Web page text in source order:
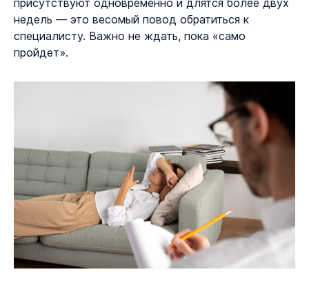
недель — это весомый повод обратиться к
специалисту. Важно не ждать, пока «само
пройдет».